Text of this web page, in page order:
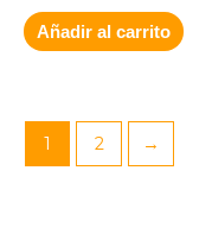
Añadir al carrito
1 2 →